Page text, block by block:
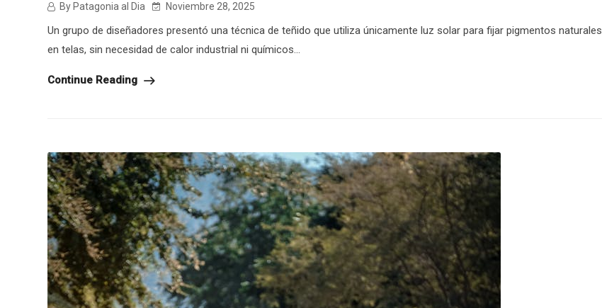
By Patagonia al Dia Noviembre 28, 2025
Un grupo de diseñadores presentó una técnica de teñido que utiliza únicamente luz solar para fijar pigmentos naturales
en telas, sin necesidad de calor industrial ni químicos...
Continue Reading